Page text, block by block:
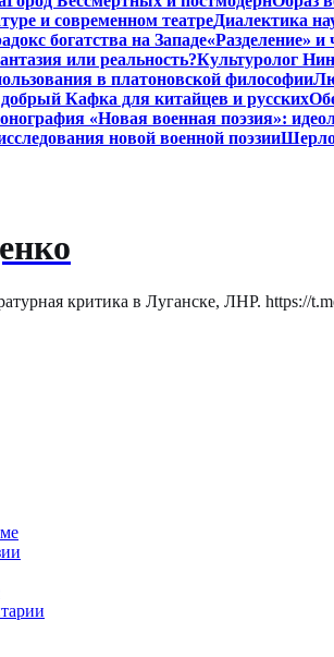
и современном театреДиалектика
богатства на Западе«Разделение» и
или реальность?Культуролог
в платоновской философии
Кафка для китайцев и русских
«Новая военная поэзия»:
новой военной поэзии
критика в Луганске, ЛНР. https://